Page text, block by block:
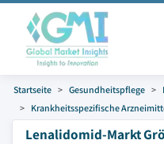
Startseite Gesundheitspflege
Krankheitsspezifische
Lenalidomid-Markt